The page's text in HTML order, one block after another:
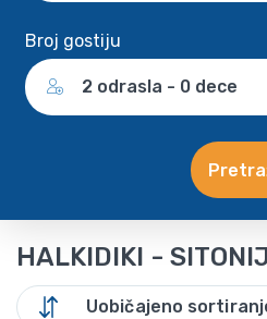
Broj gostiju
2 odrasla - 0 dece
HALKIDIKI -
Uobičajeno